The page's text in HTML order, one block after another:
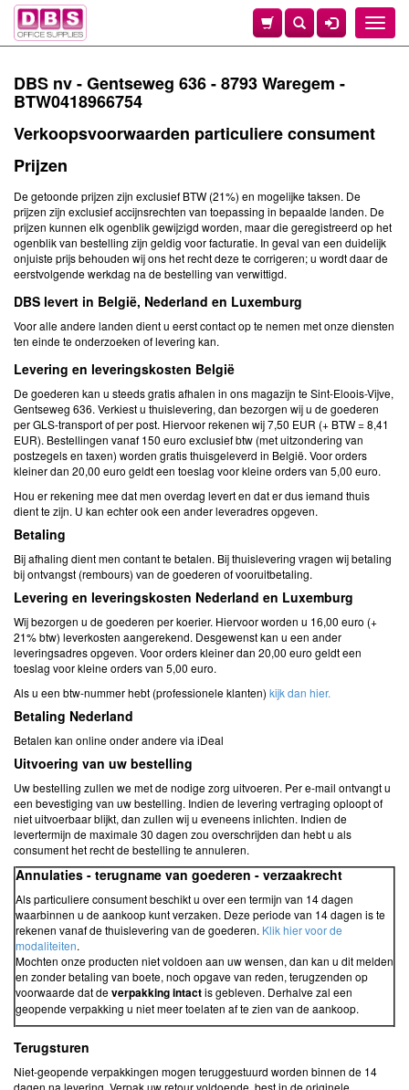
Toggle
DBS nv - Gentseweg 636 - 8793 Waregem -
BTW0418966754
Verkoopsvoorwaarden particuliere consument
Prijzen
De getoonde prijzen zijn exclusief BTW (21%) en mogelijke taksen. De
prijzen zijn exclusief accijnsrechten van toepassing in bepaalde landen. De
prijzen kunnen elk ogenblik gewijzigd worden, maar die geregistreerd op het
ogenblik van bestelling zijn geldig voor facturatie. In geval van een duidelijk
onjuiste prijs behouden wij ons het recht deze te corrigeren; u wordt daar de
eerstvolgende werkdag na de bestelling van verwittigd.
DBS levert in België, Nederland en Luxemburg
Voor alle andere landen dient u eerst contact op te nemen met onze diensten
ten einde te onderzoeken of levering kan.
Levering en leveringskosten België
De goederen kan u steeds gratis afhalen in ons magazijn te Sint-Eloois-Vijve,
Gentseweg 636. Verkiest u thuislevering, dan bezorgen wij u de goederen
per GLS-transport of per post. Hiervoor rekenen wij 7,50 EUR (+ BTW = 8,41
EUR). Bestellingen vanaf 150 euro exclusief btw (met uitzondering van
postzegels en taxen) worden gratis thuisgeleverd in België. Voor orders
kleiner dan 20,00 euro geldt een toeslag voor kleine orders van 5,00 euro.
Hou er rekening mee dat men overdag levert en dat er dus iemand thuis
dient te zijn. U kan echter ook een ander leveradres opgeven.
Betaling
Bij afhaling dient men contant te betalen. Bij thuislevering vragen wij betaling
bij ontvangst (rembours) van de goederen of vooruitbetaling.
Levering en leveringskosten Nederland en Luxemburg
Wij bezorgen u de goederen per koerier. Hiervoor worden u 16,00 euro (+
21% btw) leverkosten aangerekend. Desgewenst kan u een ander
leveringsadres opgeven. Voor orders kleiner dan 20,00 euro geldt een
toeslag voor kleine orders van 5,00 euro.
Als u een btw-nummer hebt (professionele klanten) kijk dan hier.
Betaling Nederland
Betalen kan online onder andere via iDeal
Uitvoering van uw bestelling
Uw bestelling zullen we met de nodige zorg uitvoeren. Per e-mail ontvangt u
een bevestiging van uw bestelling. Indien de levering vertraging oploopt of
niet uitvoerbaar blijkt, dan zullen wij u eveneens inlichten. Indien de
levertermijn de maximale 30 dagen zou overschrijden dan hebt u als
consument het recht de bestelling te annuleren.
Annulaties - terugname van goederen - verzaakrecht
Als particuliere consument beschikt u over een termijn van 14 dagen
waarbinnen u de aankoop kunt verzaken. Deze periode van 14 dagen is te
rekenen vanaf de thuislevering van de goederen. Klik hier voor de
modaliteiten.
Mochten onze producten niet voldoen aan uw wensen, dan kan u dit melden
en zonder betaling van boete, noch opgave van reden, terugzenden op
voorwaarde dat deverpakking intactis gebleven. Derhalve zal een
geopende verpakking u niet meer toelaten af te zien van de aankoop.
Terugsturen
Niet-geopende verpakkingen mogen teruggestuurd worden binnen de 14
dagen na levering. Verpak uw retour voldoende, best in de originele